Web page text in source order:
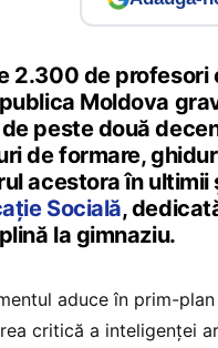
2.300 de profesori
Moldova
peste două
de formare,
acestora în ultimii
Socială,
la gimnaziu.
aduce în prim-
critică a inteligenței